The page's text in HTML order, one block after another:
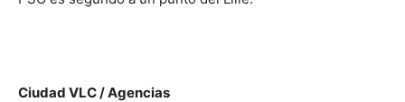
Ciudad VLC / Agencias